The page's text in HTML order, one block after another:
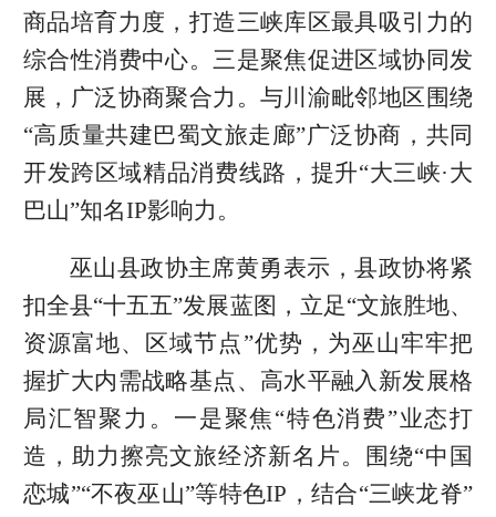
商品培育力度，打造三峡库区最具吸引力的
综合性消费中心。三是聚焦促进区域协同发
展，广泛协商聚合力。与川渝毗邻地区围绕
“高质量共建巴蜀文旅走廊”广泛协商，共同
开发跨区域精品消费线路，提升“大三峡·大
巴山”知名IP影响力。
巫山县政协主席黄勇表示，县政协将紧
扣全县“十五五”发展蓝图，立足“文旅胜地、
资源富地、区域节点”优势，为巫山牢牢把
握扩大内需战略基点、高水平融入新发展格
局汇智聚力。一是聚焦“特色消费”业态打
造，助力擦亮文旅经济新名片。围绕“中国
恋城”“不夜巫山”等特色IP，结合“三峡龙脊”